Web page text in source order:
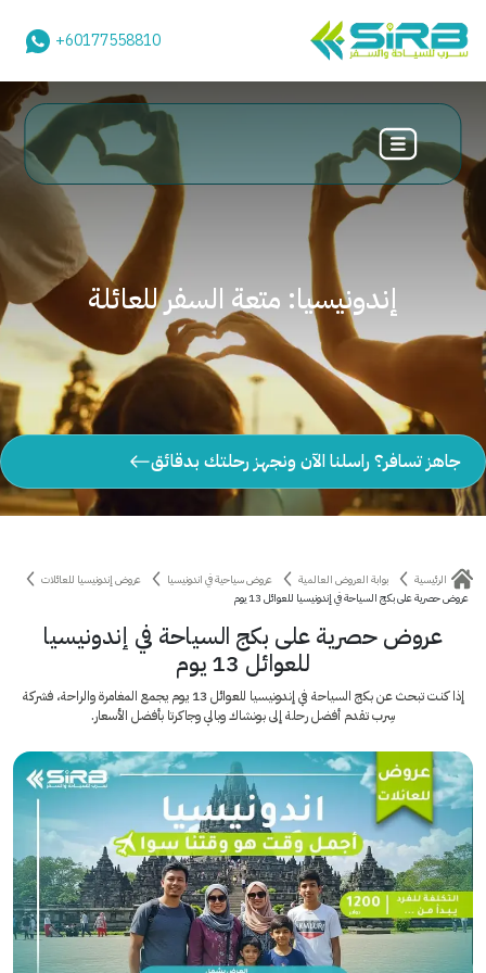
+60177558810
إندونيسيا: متعة السفر للعائلة
جاهز تسافر؟ راسلنا الآن ونجهز رحلتك بدقائق
الرئيسية بوابة العروض العالمية عروض سياحية في اندونيسيا
عروض إندونيسيا للعائلات
عروض حصرية على بكج السياحة في إندونيسيا للعوائل 13 يوم
عروض حصرية على بكج السياحة في إندونيسيا
للعوائل 13 يوم
إذا كنت تبحث عن بكج السياحة في إندونيسيا للعوائل 13 يوم يجمع المغامرة والراحة، فشركة
سِرب تقدم أفضل رحلة إلى بونشاك وبالي وجاكرتا بأفضل الأسعار.